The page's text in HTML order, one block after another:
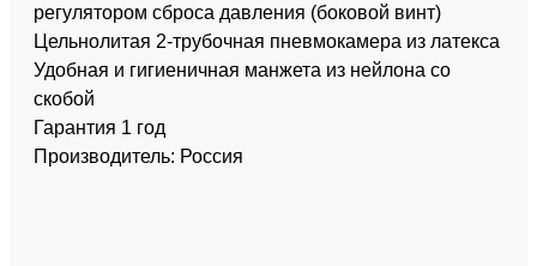
регулятором сброса давления (боковой винт)
Цельнолитая 2-трубочная пневмокамера из латекса
Удобная и гигиеничная манжета из нейлона со
скобой
Гарантия 1 год
Производитель: Россия